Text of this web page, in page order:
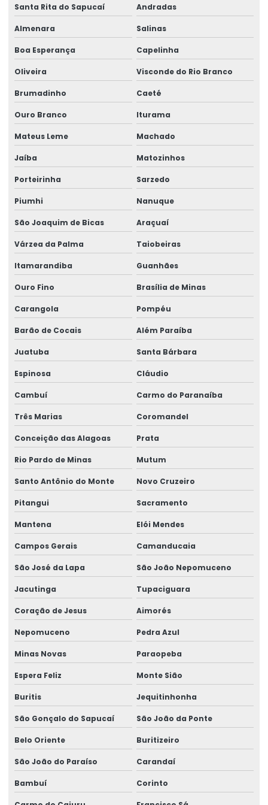
Ribbon 110x450 De Alta Performance
Ribbon 110x450 Para Impressoras Térmicas
Ribbon 110x74 Alta Resistência
Ribbon 110x74 Para Impressão
Ribbon Cera Para Etiquetas
Ribbon Com Alta Resistência E Durabilidade
Ribbon Misto Para Impressão
Ribbon Para Impressão De Código De Barras
Ribbon Resina Alta Performance
Ribbons Tag Gondolas
Rótulo Adesivo Para Congelados
Rótulo Balança Impressora
Rótulo De Preço Personalizado Para Comércio
Rótulo Lacre Personalizado Para Produtos
Rótulo Para Balcão De Vendas
Rótulo Para Produtos Congelados Em Lojas
Rótulo Termo Transferência Para Impressão
Rótulos Adesivos
Rótulos Adesivos Com Acabamento Fosco
Rótulos Adesivos Com Alta Resistência
Rótulos Adesivos Com Cola Removível
Rótulos Adesivos Com Proteção Uv
Rótulos Adesivos Couchê Brilho
Rótulos Adesivos De Segurança
Rótulos Adesivos De Segurança Alimentar
Rótulos Adesivos Em Bopp
Rótulos Adesivos Em Diferentes Medidas
Rótulos Adesivos Metalizados
Santa Rita do Sapucaí Andradas
Almenara Salinas
Boa Esperança Capelinha
Oliveira Visconde do Rio Branco
Brumadinho Caeté
Ouro Branco Iturama
Mateus Leme Machado
Jaíba Matozinhos
Porteirinha Sarzedo
Piumhi Nanuque
São Joaquim de Bicas Araçuaí
Várzea da Palma Taiobeiras
Itamarandiba Guanhães
Ouro Fino Brasília de Minas
Carangola Pompéu
Barão de Cocais Além Paraíba
Juatuba Santa Bárbara
Espinosa Cláudio
Cambuí Carmo do Paranaíba
Três Marias Coromandel
Conceição das Alagoas Prata
Rio Pardo de Minas Mutum
Santo Antônio do Monte Novo Cruzeiro
Pitangui Sacramento
Mantena Elói Mendes
Campos Gerais Camanducaia
São José da Lapa São João Nepomuceno
Jacutinga Tupaciguara
Coração de Jesus Aimorés
Nepomuceno Pedra Azul
Minas Novas Paraopeba
Espera Feliz Monte Sião
Buritis Jequitinhonha
São Gonçalo do Sapucaí São João da Ponte
Belo Oriente Buritizeiro
São João do Paraíso Carandaí
Bambuí Corinto